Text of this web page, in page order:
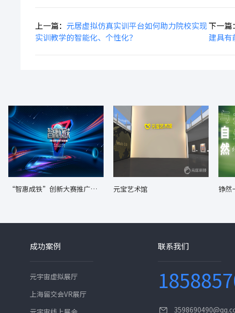
上一篇： 元居虚拟仿真实训平台如何助力院校实现
实训教学的智能化、个性化？
下一篇：
建具有
“智惠成铁”创新大赛推广转
元宝艺术馆
铮
成功案例
元宇宙虚拟展厅
上海留交会VR展厅
联系我们